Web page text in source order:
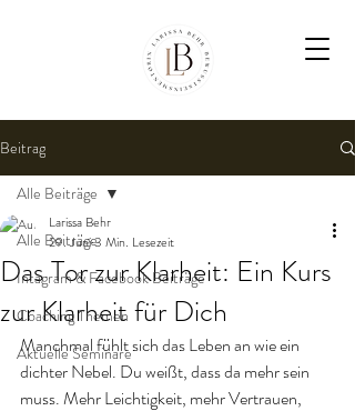
Beitrag
Alle Beiträge
Intagram & Facebook Beiträge
Coaching Themen
Aktuelle Seminare
Alle Beiträge
Das Tor zur Klarheit: Ein Kurs
zur Klarheit für Dich
Larissa Behr
29. Juni3 Min. Lesezeit
Manchmal fühlt sich das Leben an wie ein
dichter Nebel. Du weißt, dass da mehr sein
muss. Mehr Leichtigkeit, mehr Vertrauen,